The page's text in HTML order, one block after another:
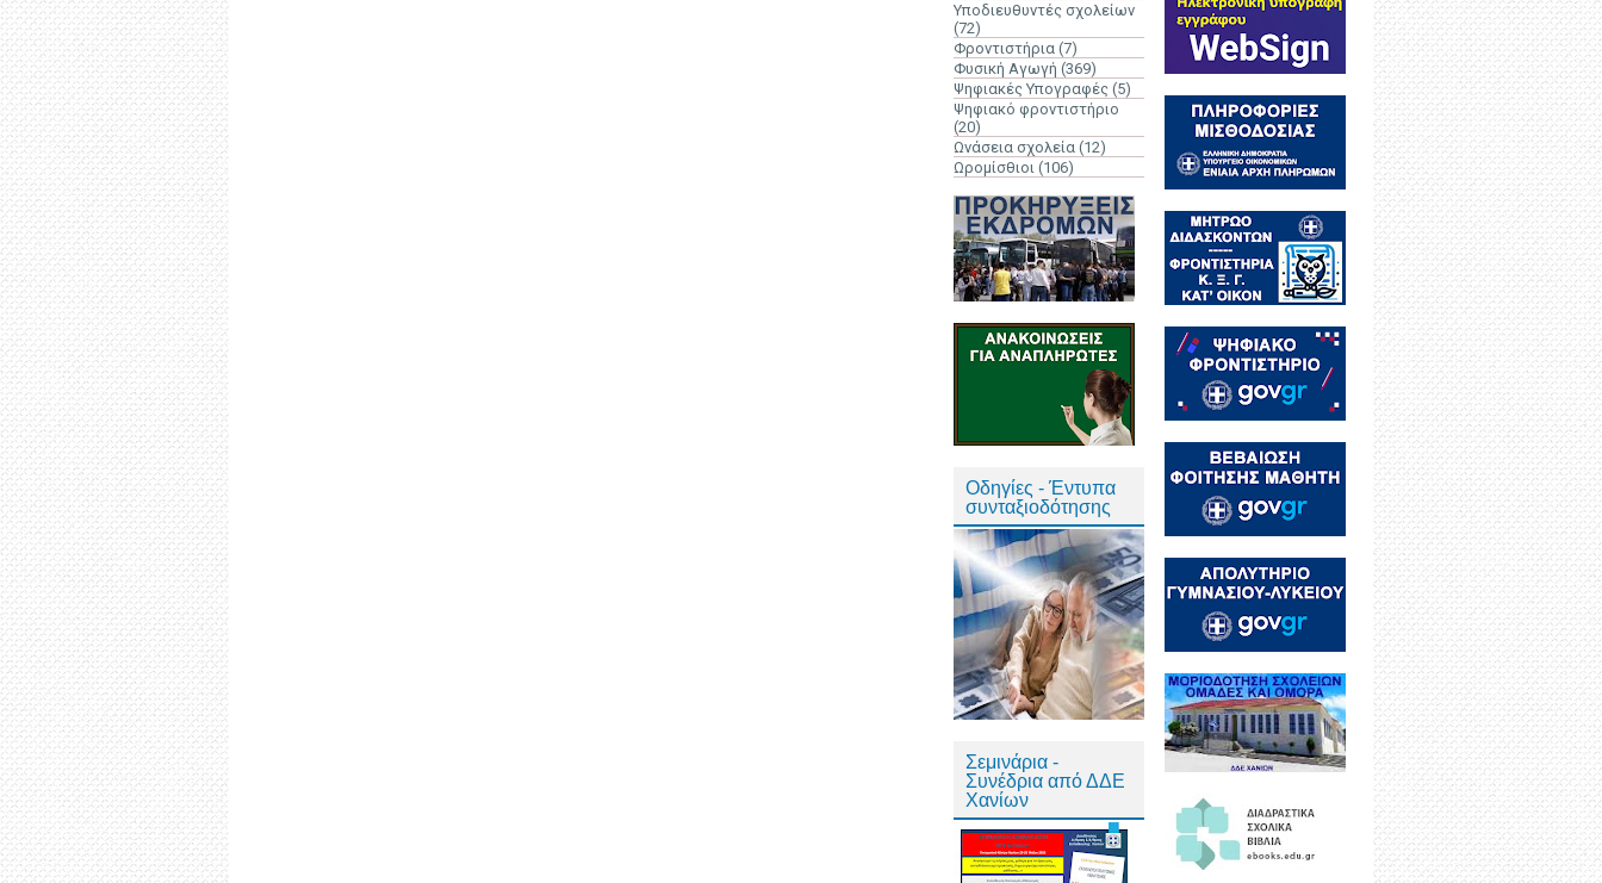
Υποδιευθυντές σχολείων
(72)
Φροντιστήρια (7)
Φυσική Αγωγή (369)
Ψηφιακές Υπογραφές (5)
Ψηφιακό φροντιστήριο
(20)
Ωνάσεια σχολεία (12)
Ωρομίσθιοι (106)
Οδηγίες - Έντυπα
συνταξιοδότησης
Σεμινάρια -
Συνέδρια από ΔΔΕ
Χανίων